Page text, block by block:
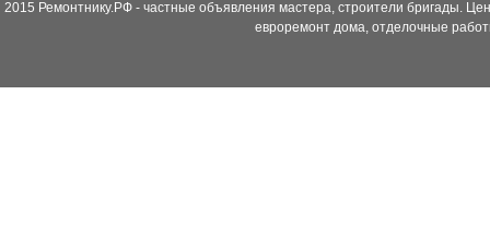
2015 Ремонтнику.РФ - частные объявления мастера, строители бригады.
евроремонт дома, отделочные